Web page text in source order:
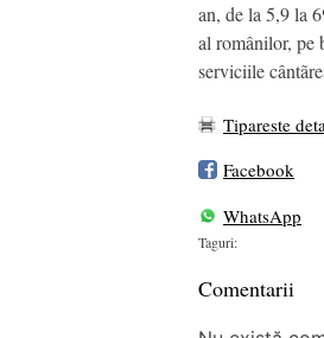
an, de la 5,9 la
al românilor, pe
serviciile
Tipareste
Facebook
WhatsApp
Taguri:
Comentarii